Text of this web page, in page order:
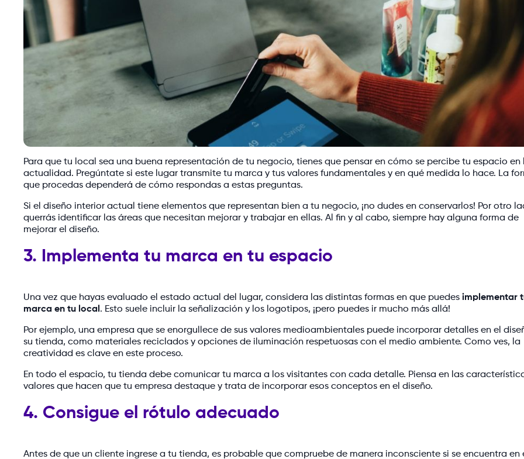
Para que tu local sea una buena representación de tu negocio, tienes que pensar en cómo se percibe tu espacio en
actualidad. Pregúntate si este lugar transmite tu marca y tus valores fundamentales y en qué medida lo hace. La
que procedas dependerá de cómo respondas a estas preguntas.
Si el diseño interior actual tiene elementos que representan bien a tu negocio, ¡no dudes en conservarlos! Por otro
querrás identificar las áreas que necesitan mejorar y trabajar en ellas. Al fin y al cabo, siempre hay alguna forma de
mejorar el diseño.
3. Implementa tu marca en tu espacio
Una vez que hayas evaluado el estado actual del lugar, considera las distintas formas en que puedes implementar
marca en tu local. Esto suele incluir la señalización y los logotipos, ¡pero puedes ir mucho más allá!
Por ejemplo, una empresa que se enorgullece de sus valores medioambientales puede incorporar detalles en el
su tienda, como materiales reciclados y opciones de iluminación respetuosas con el medio ambiente. Como ves, la
creatividad es clave en este proceso.
En todo el espacio, tu tienda debe comunicar tu marca a los visitantes con cada detalle. Piensa en las
valores que hacen que tu empresa destaque y trata de incorporar esos conceptos en el diseño.
4. Consigue el rótulo adecuado
Antes de que un cliente ingrese a tu tienda, es probable que compruebe de manera inconsciente si se encuentra en